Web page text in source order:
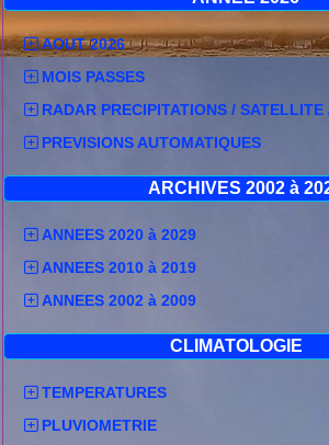
AOUT 2026
MOIS PASSES
RADAR PRECIPITATIONS / SATELLITE
PREVISIONS AUTOMATIQUES
ARCHIVES 2002 à
ANNEES 2020 à 2029
ANNEES 2010 à 2019
ANNEES 2002 à 2009
CLIMATOLOGIE
TEMPERATURES
PLUVIOMETRIE